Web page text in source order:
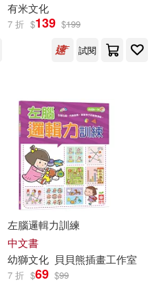
有米文化
7 折 $139 $199
試閱
左腦邏輯力訓練
中文書
幼獅文化 貝貝熊插畫工作室
7 折 $69 $99